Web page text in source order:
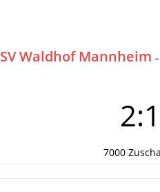
SV Waldhof Mannheim –
2:1
7000